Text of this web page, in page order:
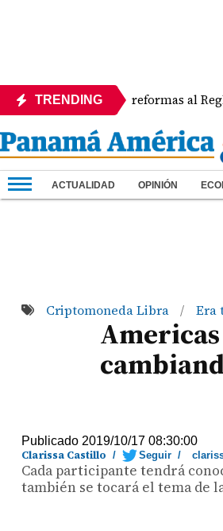
TRENDING
rechaza reformas al
ACTUALIDAD OPINIÓN
Criptomoneda Libra / Era
Publicado 2019/10/17 08:30:00
Clarissa Castillo / Seguir /
Cada participante tendrá
también se tocará el tema de